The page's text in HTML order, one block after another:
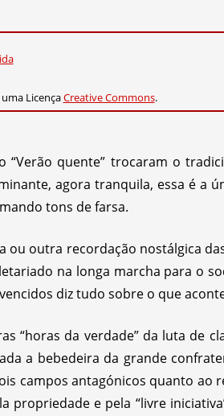
LicençaCreative Commons.
“Verão quente” trocaram o
agora tranquila, essa é a
tons de farsa.
ou outra recordação nostálgica
na longa marcha para o
diz tudo sobre o que
“horas da verdade” da luta de
a bebedeira da grande
campos antagónicos quanto
propriedade e pela “livre